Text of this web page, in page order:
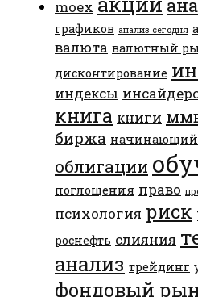
moex
графиков анализ сегодня
валюта валютный
дисконтирование
индексы
книга книги
биржа начинающий
облигации
поглощения право
психология риск
роснефть слияния
анализ трейдинг
фондовый